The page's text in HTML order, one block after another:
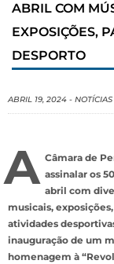
ABRIL COM
EXPOSIÇÕES,
DESPORTO
ABRIL 19, 2024 - NOTÍCIAS
A Câmara de
assinalar os
abril com
musicais,
atividades
inauguração de um
homenagem à